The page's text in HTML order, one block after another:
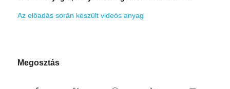
Az előadás során készült videós anyag
Megosztás